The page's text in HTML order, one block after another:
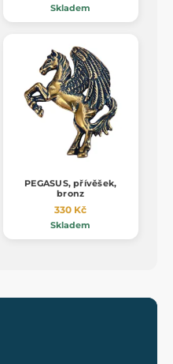
Skladem
PEGASUS, přívěšek,
bronz
330 Kč
Skladem